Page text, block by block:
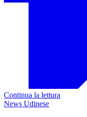
Continua la lettura
News Udinese